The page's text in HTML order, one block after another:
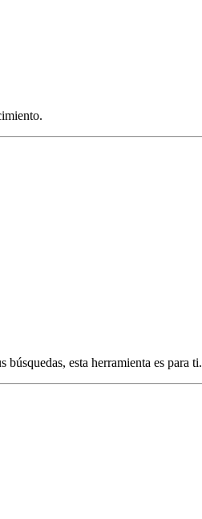
esta herramienta es para ti.